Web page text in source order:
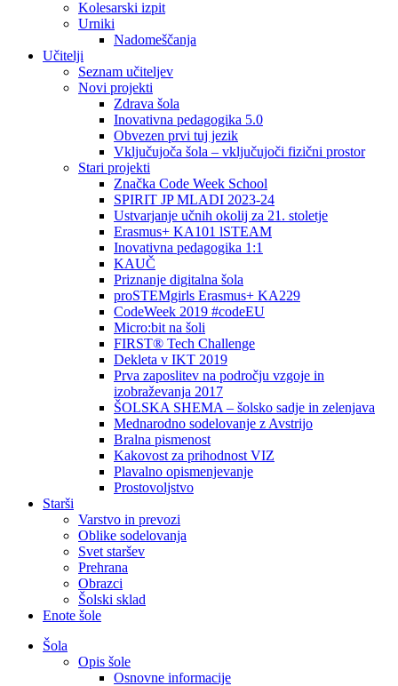
Kolesarski izpit
Urniki
Nadomeščanja
Učitelji
Seznam učiteljev
Novi projekti
Zdrava šola
Inovativna pedagogika 5.0
Obvezen prvi tuj jezik
Vključujoča šola – vključujoči fizični prostor
Stari projekti
Značka Code Week School
SPIRIT JP MLADI 2023-24
Ustvarjanje učnih okolij za 21. stoletje
Erasmus+ KA101 lSTEAM
Inovativna pedagogika 1:1
KAUČ
Priznanje digitalna šola
proSTEMgirls Erasmus+ KA229
CodeWeek 2019 #codeEU
Micro:bit na šoli
FIRST® Tech Challenge
Dekleta v IKT 2019
Prva zaposlitev na področju vzgoje in
izobraževanja 2017
ŠOLSKA SHEMA – šolsko sadje in zelenjava
Mednarodno sodelovanje z Avstrijo
Bralna pismenost
Kakovost za prihodnost VIZ
Plavalno opismenjevanje
Prostovoljstvo
Starši
Varstvo in prevozi
Oblike sodelovanja
Svet staršev
Prehrana
Obrazci
Šolski sklad
Enote šole
Šola
Opis šole
Osnovne informacije